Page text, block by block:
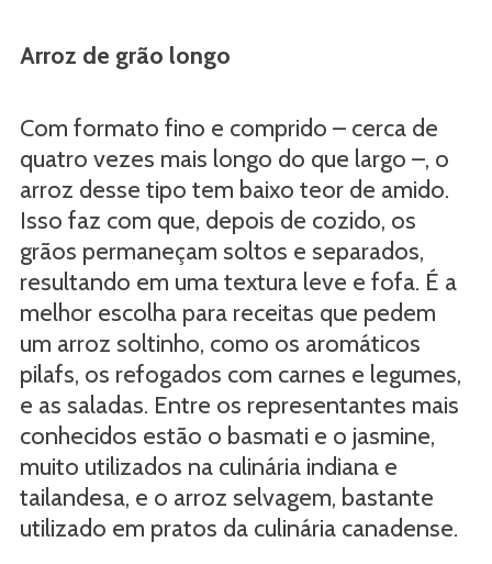
Arroz de grão longo
Com formato fino e comprido – cerca de
quatro vezes mais longo do que largo –, o
arroz desse tipo tem baixo teor de amido.
Isso faz com que, depois de cozido, os
grãos permaneçam soltos e separados,
resultando em uma textura leve e fofa. É a
melhor escolha para receitas que pedem
um arroz soltinho, como os aromáticos
pilafs, os refogados com carnes e legumes,
e as saladas. Entre os representantes mais
conhecidos estão o basmati e o jasmine,
muito utilizados na culinária indiana e
tailandesa, e o arroz selvagem, bastante
utilizado em pratos da culinária canadense.